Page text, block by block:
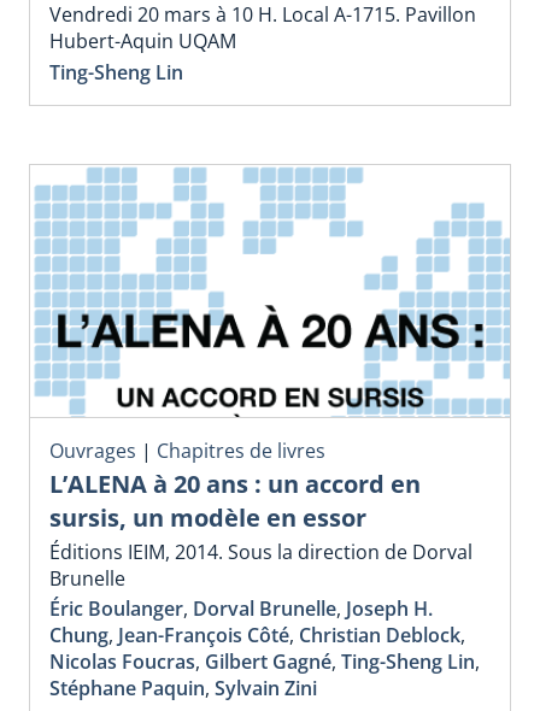
Vendredi 20 mars à 10 H. Local A-1715. Pavillon
Hubert-Aquin UQAM
Ting-Sheng Lin
Ouvrages | Chapitres de livres
L’ALENA à 20 ans : un accord en
sursis, un modèle en essor
Éditions IEIM, 2014. Sous la direction de Dorval
Brunelle
Éric Boulanger, Dorval Brunelle, Joseph H.
Chung, Jean-François Côté, Christian Deblock,
Nicolas Foucras, Gilbert Gagné, Ting-Sheng Lin,
Stéphane Paquin, Sylvain Zini